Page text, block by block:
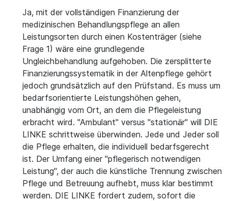
Ja, mit der vollständigen Finanzierung der
medizinischen Behandlungspflege an allen
Leistungsorten durch einen Kostenträger (siehe
Frage 1) wäre eine grundlegende
Ungleichbehandlung aufgehoben. Die zersplitterte
Finanzierungssystematik in der Altenpflege gehört
jedoch grundsätzlich auf den Prüfstand. Es muss um
bedarfsorientierte Leistungshöhen gehen,
unabhängig vom Ort, an dem die Pflegeleistung
erbracht wird. "Ambulant" versus "stationär" will DIE
LINKE schrittweise überwinden. Jede und Jeder soll
die Pflege erhalten, die individuell bedarfsgerecht
ist. Der Umfang einer "pflegerisch notwendigen
Leistung", der auch die künstliche Trennung zwischen
Pflege und Betreuung aufhebt, muss klar bestimmt
werden. DIE LINKE fordert zudem, sofort die